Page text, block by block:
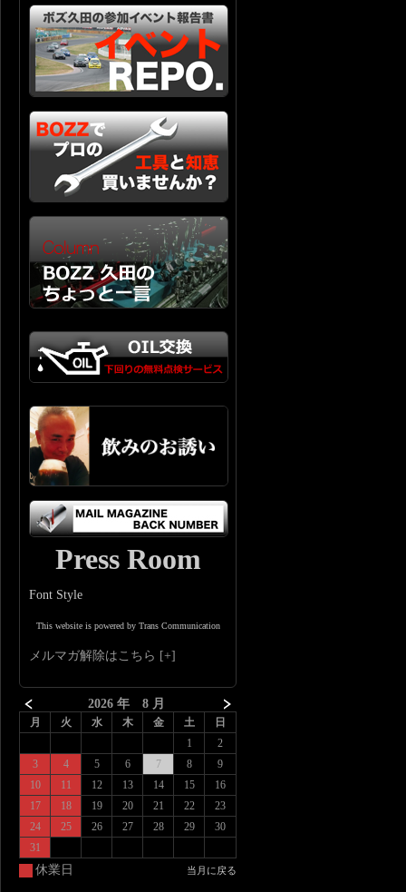
Press Room
Font Style
This website is powered by Trans Communication
メルマガ解除はこちら
2026 年 8 月
月 火 水 木 金 土
日
1
2
3
4 5 6 7 8
9
10
11 12 13 14 15
16
17
18 19 20 21 22
23
24
25 26 27 28 29
30
31
休業日 当月に戻る